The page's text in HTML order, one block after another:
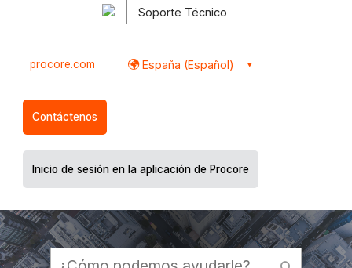
Soporte Técnico
procore.com España (Español)
Contáctenos
Inicio de sesión en la aplicación de Procore